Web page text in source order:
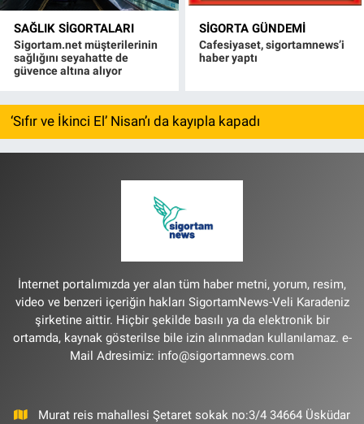
SAĞLIK SIGORTALARI
Sigortam.net müşterilerinin
sağlığını seyahatte de
güvence altına alıyor
SIGORTA GÜNDEMI
Cafesiyaset, sigortamnews’i
haber yaptı
‘Sıfır ve İkinci El’ Nisan’ı da kayıpla kapadı
İnternet portalımızda yer alan tüm haber metni, yorum, resim,
video ve benzeri içeriğin hakları SigortamNews-Veli Karadeniz
şirketine aittir. Hiçbir şekilde basılı ya da elektronik bir
ortamda, kaynak gösterilse bile izin alınmadan kullanılamaz. e-
Mail Adresimiz: info@sigortamnews.com
Murat reis mahallesi Şetaret sokak no:3/4 34664 Üsküdar